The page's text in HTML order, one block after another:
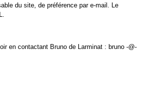
du site, de préférence par e-mail. Le
en contactant Bruno de Larminat : bruno -@-